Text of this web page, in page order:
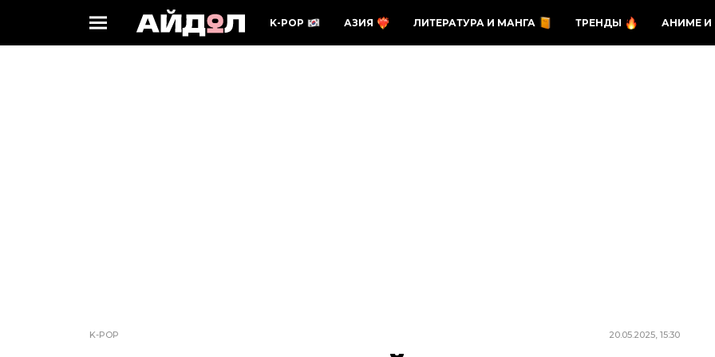
K-POP АЗИЯ ЛИТЕРАТУРА И МАНГА ТРЕНДЫ АНИМЕ И
K-POP 20.05.2025, 15:30